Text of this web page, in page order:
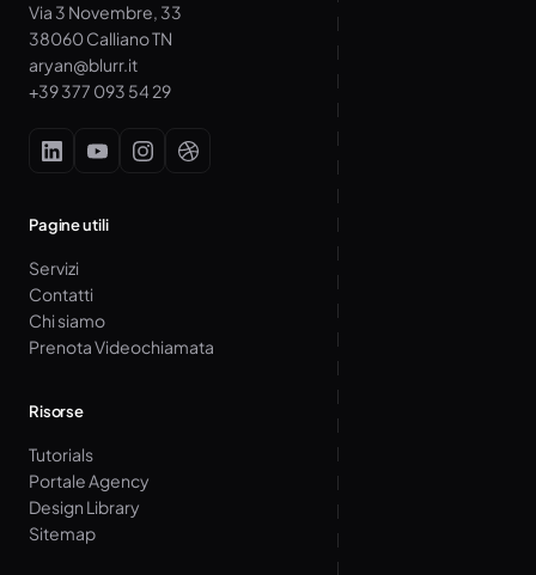
Via 3 Novembre, 33
38060 Calliano TN
aryan@blurr.it
+39 377 093 54 29
Pagine utili
Servizi
Contatti
Chi siamo
Prenota Videochiamata
Risorse
Tutorials
Portale Agency
Design Library
Sitemap